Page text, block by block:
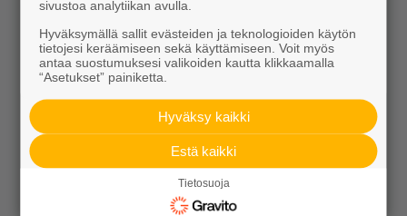
sivustoa analytiikan avulla.
Hyväksymällä sallit evästeiden ja teknologioiden käytön
tietojesi keräämiseen sekä käyttämiseen. Voit myös
antaa suostumuksesi valikoiden kautta klikkaamalla
“Asetukset” painiketta.
Hyväksy kaikki
Estä kaikki
Tietosuoja